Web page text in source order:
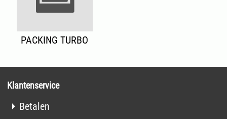
PACKING TURBO
Klantenservice
Betalen